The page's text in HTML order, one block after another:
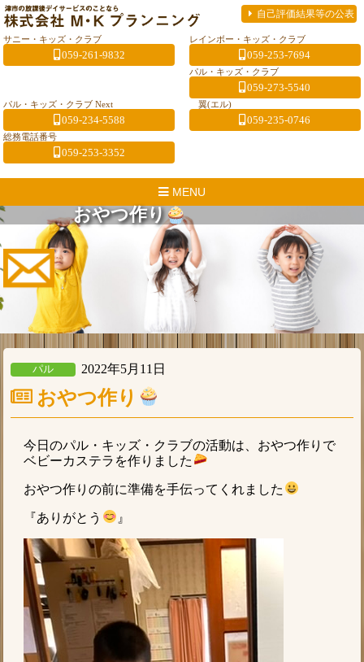
自己評価結果等の公表
サニー・キッズ・クラブ
059-261-9832
レインボー・キッズ・クラブ
059-253-7694
パル・キッズ・クラブ
059-273-5540
パル・キッズ・クラブ Next
059-234-5588
翼(エル)
059-235-0746
総務電話番号
059-253-3352
MENU
おやつ作り
パル 2022年5月11日
おやつ作り
今日のパル・キッズ・クラブの活動は、おやつ作りで
ベビーカステラを作りました
おやつ作りの前に準備を手伝ってくれました
『ありがとう 』